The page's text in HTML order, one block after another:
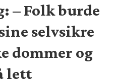
– Folk burde
selvsikre
dommer og
lett